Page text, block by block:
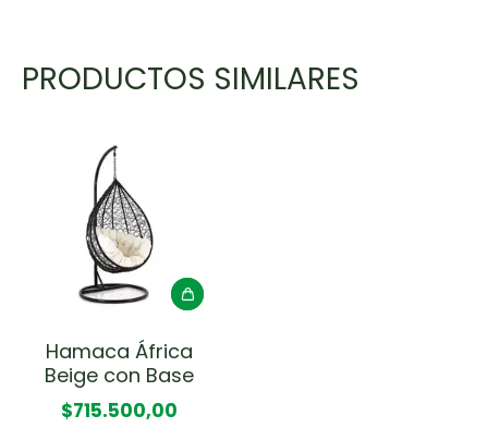
PRODUCTOS SIMILARES
Hamaca África
Beige con Base
$715.500,00